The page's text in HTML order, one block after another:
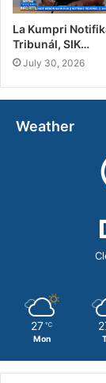
La Kumpri
Tribunál, SIK…
July 30, 2026
Weather
27 ℃
Mon